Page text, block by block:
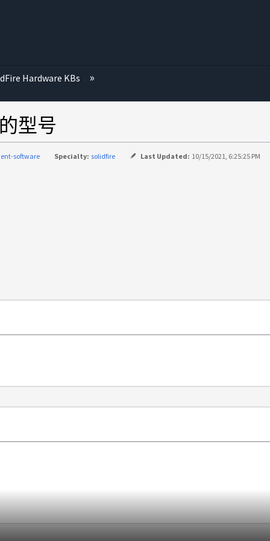
Hardware KBs
型号
software Specialty: solidfire Last Updated: 10/15/2021, 6:25:25 PM